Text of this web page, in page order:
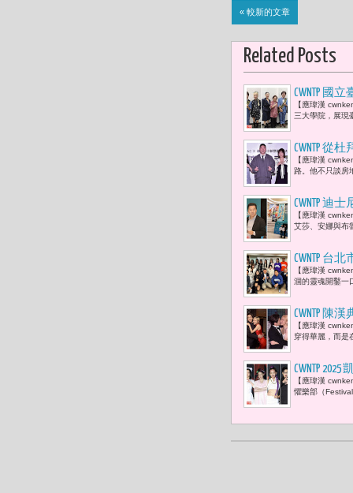
« 較新的文章
Related Posts
CWNTP 國
（本名呂
【應瑋漢
三大學院，展現
CWNTP 從
實驗 「真
【應瑋漢
路。他不只談房
CWNTP 迪
們可以用
【應瑋漢
艾莎、安娜與布
CWNTP 台
新北國王
【應瑋漢
涸的靈魂開鑿一
CWNTP 陳
House
【應瑋漢
穿得華麗，而是
CWNTP
婆」、雷嘉
【應瑋漢
懼樂部（